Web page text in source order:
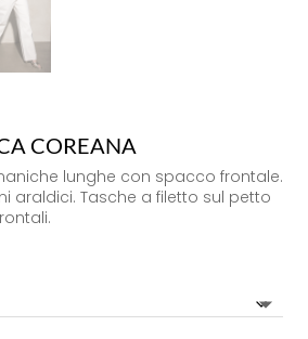
COREANA
lunghe con spacco frontale.
araldici. Tasche a filetto sul petto